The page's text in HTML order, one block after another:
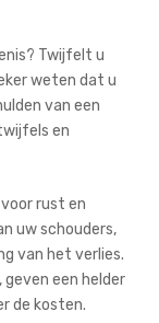
Twijfelt u
weten dat u
van een
en
rust en
uw schouders,
van het verlies.
een helder
de kosten.